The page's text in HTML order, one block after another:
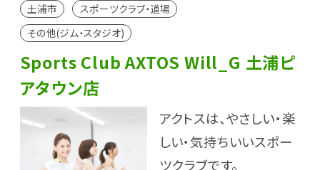
土浦市
スポーツクラブ・道場
その他(ジム・スタジオ)
Sports Club AXTOS Will_G 土浦ピ
アタウン店
アクトスは、やさしい・楽
しい・気持ちいいスポー
ツクラブです。